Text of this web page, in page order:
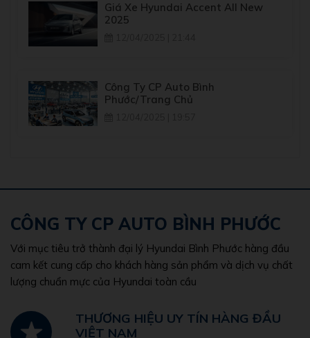
Giá Xe Hyundai Accent All New
2025
Công Ty CP Auto Bình
Phước/Trang Chủ
CÔNG TY CP AUTO BÌNH PHƯỚC
Với mục tiêu trở thành đại lý Hyundai Bình Phước hàng đầu
cam kết cung cấp cho khách hàng sản phẩm và dịch vụ chất
lượng chuẩn mực của Hyundai toàn cầu
THƯƠNG HIỆU UY TÍN HÀNG ĐẦU
VIỆT NAM